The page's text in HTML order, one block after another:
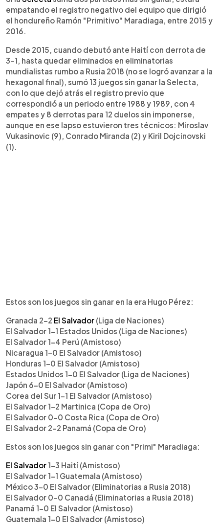
empatando el registro negativo del equipo que dirigió
el hondureño Ramón "Primitivo" Maradiaga, entre 2015 y
2016.
Desde 2015, cuando debutó ante Haití con derrota de
3-1, hasta quedar eliminados en eliminatorias
mundialistas rumbo a Rusia 2018 (no se logró avanzar a la
hexagonal final), sumó 13 juegos sin ganar la Selecta,
con lo que dejó atrás el registro previo que
correspondió a un periodo entre 1988 y 1989, con 4
empates y 8 derrotas para 12 duelos sin imponerse,
aunque en ese lapso estuvieron tres técnicos: Miroslav
Vukasinovic (9), Conrado Miranda (2) y Kiril Dojcinovski
(1).
Estos son los juegos sin ganar en la era Hugo Pérez:
Granada 2-2 El Salvador (Liga de Naciones)
El Salvador 1-1 Estados Unidos (Liga de Naciones)
El Salvador 1-4 Perú (Amistoso)
Nicaragua 1-0 El Salvador (Amistoso)
Honduras 1-0 El Salvador (Amistoso)
Estados Unidos 1-0 El Salvador (Liga de Naciones)
Japón 6-0 El Salvador (Amistoso)
Corea del Sur 1-1 El Salvador (Amistoso)
El Salvador 1-2 Martinica (Copa de Oro)
El Salvador 0-0 Costa Rica (Copa de Oro)
El Salvador 2-2 Panamá (Copa de Oro)
Estos son los juegos sin ganar con "Primi" Maradiaga:
El Salvador 1-3 Haití (Amistoso)
El Salvador 1-1 Guatemala (Amistoso)
México 3-0 El Salvador (Eliminatorias a Rusia 2018)
El Salvador 0-0 Canadá (Eliminatorias a Rusia 2018)
Panamá 1-0 El Salvador (Amistoso)
Guatemala 1-0 El Salvador (Amistoso)